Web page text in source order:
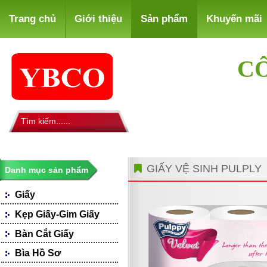
Trang chủ Giới thiệu Sản phẩm Khuyến mãi
Danh mục sản phẩm
Giấy
Giấy Photocopy
Giấy Fax
Giấy Bìa, Ford Màu
Giấy Notes-Decals
Loại Giấy Khác
Kẹp Giấy-Gim Giấy
Bàn Cắt Giấy
Bìa Hồ Sơ
GIẤY VỆ SINH PULPLY